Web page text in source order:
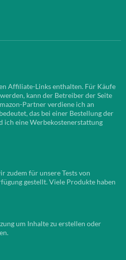
Affiliate-Links enthalten. Für Käufe
kann der Betreiber der Seite
Partner verdiene ich an
das bei einer Bestellung der
ich eine Werbekostenerstattung
zudem für unsere Tests von
gestellt. Viele Produkte haben
um Inhalte zu erstellen oder